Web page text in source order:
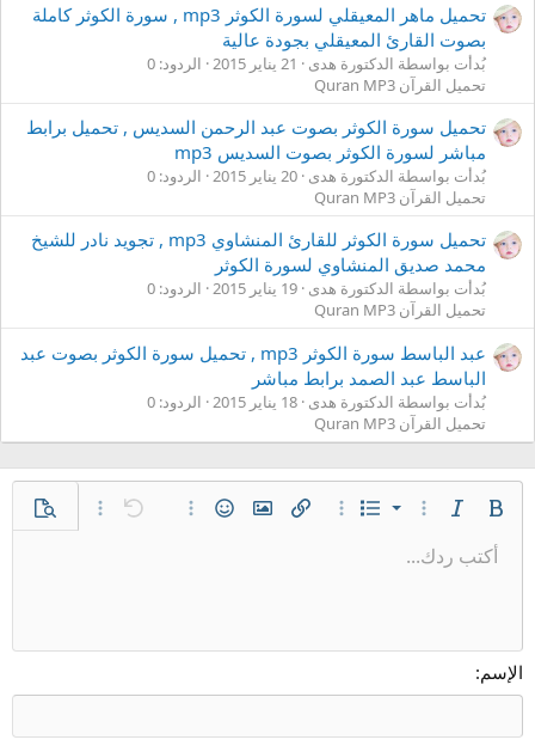
تحميل ماهر المعيقلي لسورة الكوثر mp3 , سورة الكوثر كاملة
بصوت القارئ المعيقلي بجودة عالية
بُدأت بواسطة الدكتورة هدى 21 يناير 2015
الردود: 0
تحميل القرآن Quran MP3
تحميل سورة الكوثر بصوت عبد الرحمن السديس , تحميل برابط
مباشر لسورة الكوثر بصوت السديس mp3
بُدأت بواسطة الدكتورة هدى 20 يناير 2015
الردود: 0
تحميل القرآن Quran MP3
تحميل سورة الكوثر للقارئ المنشاوي mp3 , تجويد نادر للشيخ
محمد صديق المنشاوي لسورة الكوثر
بُدأت بواسطة الدكتورة هدى 19 يناير 2015
الردود: 0
تحميل القرآن Quran MP3
عبد الباسط سورة الكوثر mp3 , تحميل سورة الكوثر بصوت عبد
الباسط عبد الصمد برابط مباشر
بُدأت بواسطة الدكتورة هدى 18 يناير 2015
الردود: 0
تحميل القرآن Quran MP3
غامق مائل خيارات إضافية…
قائمة
قائمة مرتبة
خيارات إضافية…
إدراج رابطإدراج صورةالإبتساماتخيارات إضافية…
تراجع خيارات إضافية…
معاينة
حجم الخط
9
18
22
لون النصعائلة الخط
Tahoma
Times New Roman
المحاذاة
محاذاة لليسار
تنسيق الفقرة
عنوان 2
عنوان 3
إقتباسميديا إدراج جدول إعادة تبديل الـ BB codeإزالة التنسيقأكتب ردك...
الإسم